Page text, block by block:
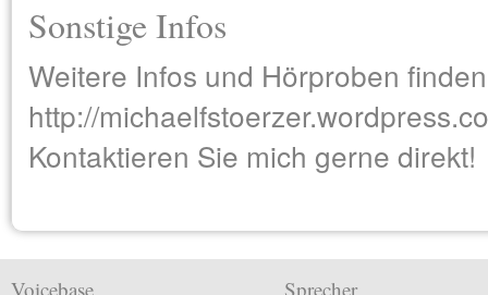
Sonstige Infos
Weitere Infos und Hörproben
http://
Kontaktieren Sie mich gerne direkt!
Voicebase Sprecher